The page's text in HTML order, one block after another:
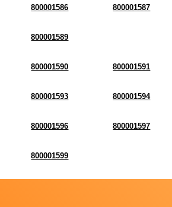
800001586 800001587
800001589
800001590 800001591
800001593 800001594
800001596 800001597
800001599